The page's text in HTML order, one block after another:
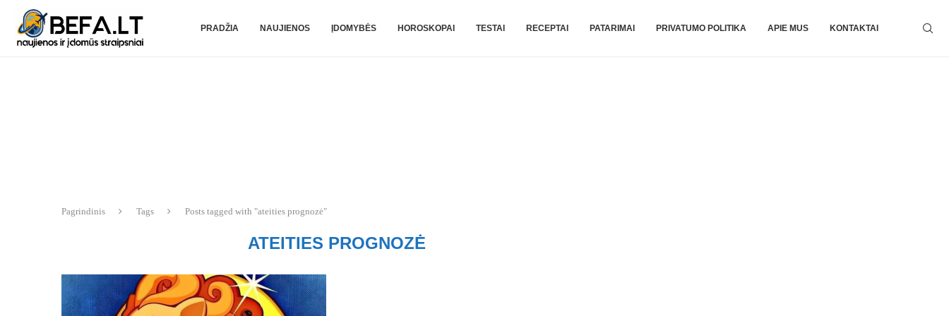
PRADŽIA NAUJIENOS ĮDOMYBĖS HOROSKOPAI TESTAI RECEPTAI PATARIMAI PRIVATUMO POLITIKA APIE MUS KONTAKTAI
Pagrindinis Tags Posts tagged with "ateities prognozė"
ATEITIES PROGNOZĖ